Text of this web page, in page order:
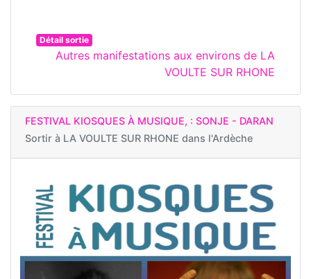
Détail sortie
Autres manifestations aux environs de LA
VOULTE SUR RHONE
FESTIVAL KIOSQUES À MUSIQUE, : SONJE - DARAN
Sortir à LA VOULTE SUR RHONE dans l'Ardèche